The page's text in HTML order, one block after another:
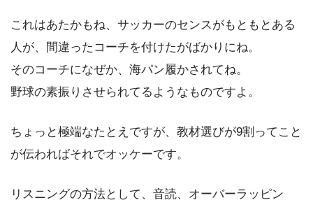
これはあたかもね、サッカーのセンスがもともとある
人が、間違ったコーチを付けたがばかりにね。
そのコーチになぜか、海パン履かされてね。
野球の素振りさせられてるようなものですよ。
ちょっと極端なたとえですが、教材選びが9割ってこと
が伝わればそれでオッケーです。
リスニングの方法として、音読、オーバーラッピン